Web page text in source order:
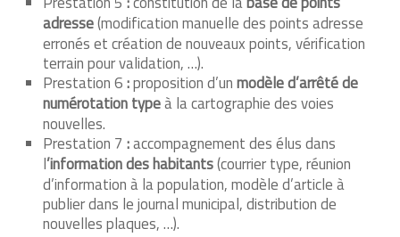
adresse(modification manuelle des points adresse
erronés et création de nouveaux points, vérification
terrain pour validation, …).
Prestation 6:proposition d’unmodèle d’arrêté de
numérotation typeà la cartographie des voies
nouvelles.
Prestation 7 :accompagnement des élus dans
l’information des habitants(courrier type, réunion
d’information à la population, modèle d’article à
publier dans le journal municipal, distribution de
nouvelles plaques, …).